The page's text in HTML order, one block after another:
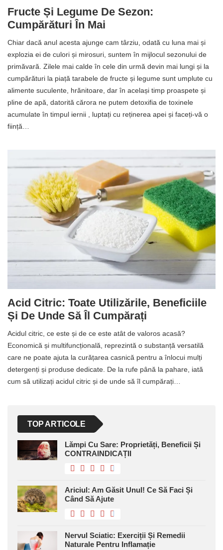
Fructe Și Legume De Sezon:
Cumpărături În Mai
Chiar dacă anul acesta ajunge cam târziu, odată cu luna mai și
explozia ei de culori și mirosuri, suntem în mijlocul sezonului de
primăvară. Zilele mai calde în cele din urmă devin mai lungi și la
cumpărături la piață tarabele de fructe și legume sunt umplute cu
alimente suculente, hrănitoare, dar în același timp proaspete și
pline de apă, datorită cărora ne putem detoxifia de toxinele
acumulate în timpul iernii , luptați cu reținerea apei și faceți-vă o
ființă…
Acid Citric: Toate Utilizările, Beneficiile
Și De Unde Să Îl Cumpărați
Acidul citric, ce este și de ce este atât de valoros acasă?
Economică și multifuncțională, reprezintă o substanță versatilă
care ne poate ajuta la curățarea casnică pentru a înlocui mulți
detergenți și produse dedicate. De la rufe până la pahare, iată
cum să utilizați acidul citric și de unde să îl cumpărați…
TOP ARTICOLE
Lămpi Cu Sare: Proprietăți, Beneficii Și
CONTRAINDICAȚII
Ariciul: Am Găsit Unul! Ce Să Faci Și
Când Să Ajute
Nervul Sciatic: Exerciții Și Remedii
Naturale Pentru Inflamație